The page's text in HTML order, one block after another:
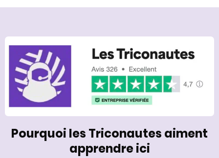
Pourquoi les Triconautes aiment
apprendre ici